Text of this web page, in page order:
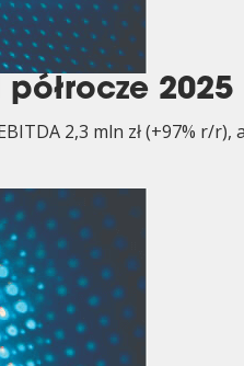
2025
2,3 mln zł (+97% r/r),